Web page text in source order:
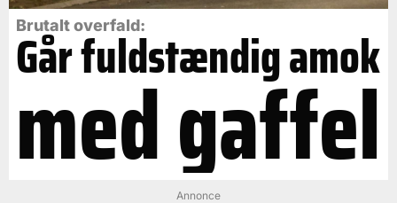
Brutalt overfald:
Går fuldstændig amok
med gaffel
Annonce